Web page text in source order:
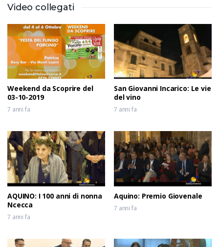
AQUINO: Città videosorvegliata
6 anni fa
Video collegati
Weekend da Scoprire del
03-10-2019
7 anni fa
San Giovanni Incarico: Le vie
del vino
7 anni fa
AQUINO: I 100 anni di nonna
Ncecca
7 anni fa
Aquino: Premio Giovenale
7 anni fa